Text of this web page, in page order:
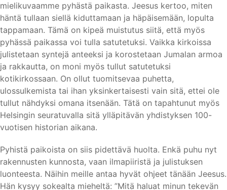
mielikuvaamme pyhästä paikasta. Jeesus kertoo, miten
häntä tullaan siellä kiduttamaan ja häpäisemään, lopulta
tappamaan. Tämä on kipeä muistutus siitä, että myös
pyhässä paikassa voi tulla satutetuksi. Vaikka kirkoissa
julistetaan syntejä anteeksi ja korostetaan Jumalan armoa
ja rakkautta, on moni myös tullut satutetuksi
kotikirkossaan. On ollut tuomitsevaa puhetta,
ulossulkemista tai ihan yksinkertaisesti vain sitä, ettei ole
tullut nähdyksi omana itsenään. Tätä on tapahtunut myös
Helsingin seuratuvalla sitä ylläpitävän yhdistyksen 100-
vuotisen historian aikana.
Pyhistä paikoista on siis pidettävä huolta. Enkä puhu nyt
rakennusten kunnosta, vaan ilmapiiristä ja julistuksen
luonteesta. Näihin meille antaa hyvät ohjeet tänään Jeesus.
Hän kysyy sokealta mieheltä: ”Mitä haluat minun tekevän